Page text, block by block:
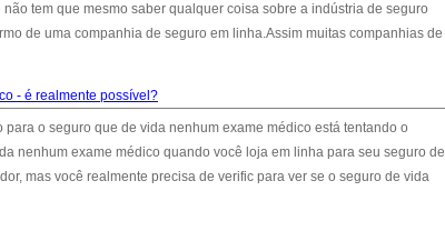
tem que mesmo saber qualquer coisa sobre a indústria de seguro
de uma companhia de seguro em linha.Assim muitas companhias de
- é realmente possível?
o seguro que de vida nenhum exame médico está tentando o
nenhum exame médico quando você loja em linha para seu seguro de
mas você realmente precisa de verific para ver se o seguro de vida